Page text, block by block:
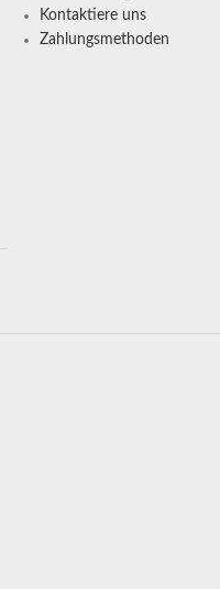
Kontaktiere uns
Zahlungsmethoden